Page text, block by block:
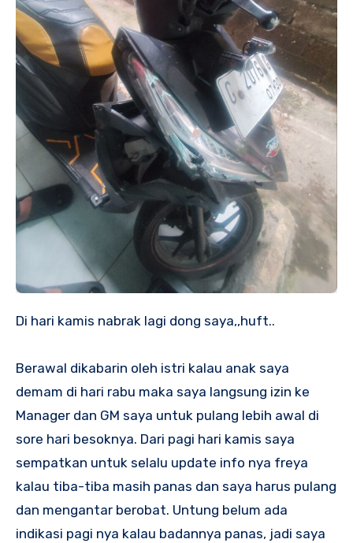
Di hari kamis nabrak lagi dong saya,,huft..
Berawal dikabarin oleh istri kalau anak saya
demam di hari rabu maka saya langsung izin ke
Manager dan GM saya untuk pulang lebih awal di
sore hari besoknya. Dari pagi hari kamis saya
sempatkan untuk selalu update info nya freya
kalau tiba-tiba masih panas dan saya harus pulang
dan mengantar berobat. Untung belum ada
indikasi pagi nya kalau badannya panas, jadi saya